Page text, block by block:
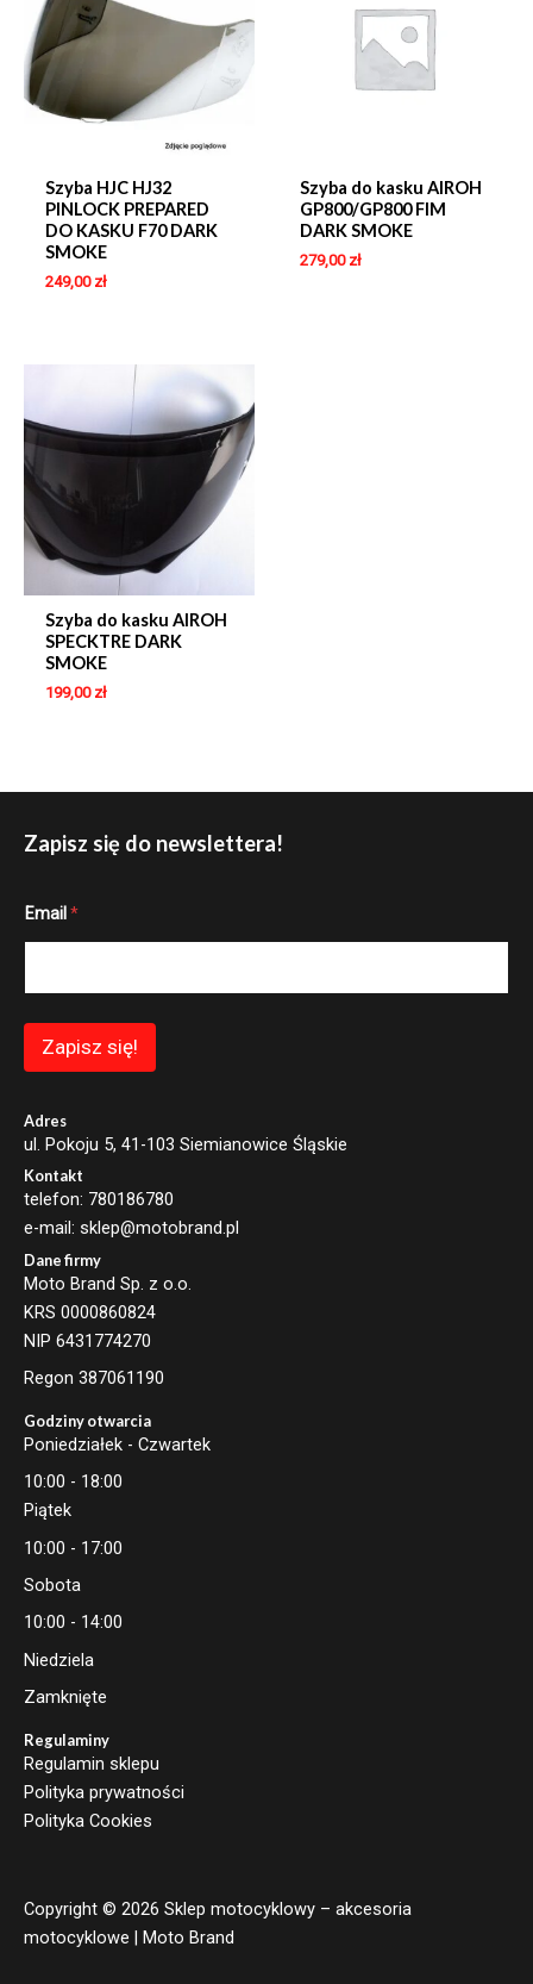
Szyba HJC HJ32
PINLOCK PREPARED
DO KASKU F70 DARK
SMOKE
249,00 zł
Szyba do kasku AIROH
GP800/GP800 FIM
DARK SMOKE
279,00 zł
Szyba do kasku AIROH
SPECKTRE DARK
SMOKE
199,00 zł
Zapisz się do newslettera!
E
l
Email *
Zapisz się!
Adres
ul. Pokoju 5, 41-103 Siemianowice Śląskie
Kontakt
telefon: 780186780
e-mail: sklep@motobrand.pl
Dane firmy
Moto Brand Sp. z o.o.
KRS 0000860824
NIP 6431774270
Regon 387061190
Godziny otwarcia
Poniedziałek - Czwartek
10:00 - 18:00
Piątek
10:00 - 17:00
Sobota
10:00 - 14:00
Niedziela
Zamknięte
Regulaminy
Regulamin sklepu
Polityka prywatności
Polityka Cookies
Copyright © 2026 Sklep motocyklowy – akcesoria
motocyklowe | Moto Brand